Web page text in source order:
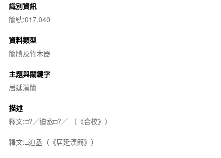
識別資訊
簡號:017.040
資料類型
簡牘及竹木器
主題與關鍵字
居延漢簡
描述
釋文:□?╱迫丞□?╱ （《合校》）
釋文:□迫丞（《居延漢簡》）